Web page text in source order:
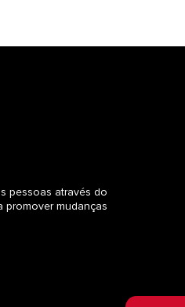
pessoas através do
promover mudanças